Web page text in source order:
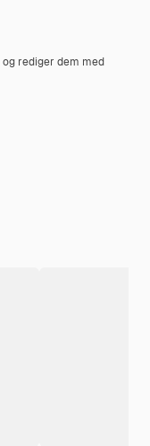
og rediger dem med